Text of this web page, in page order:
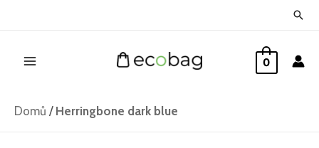
0
Domů / Herringbone dark blue